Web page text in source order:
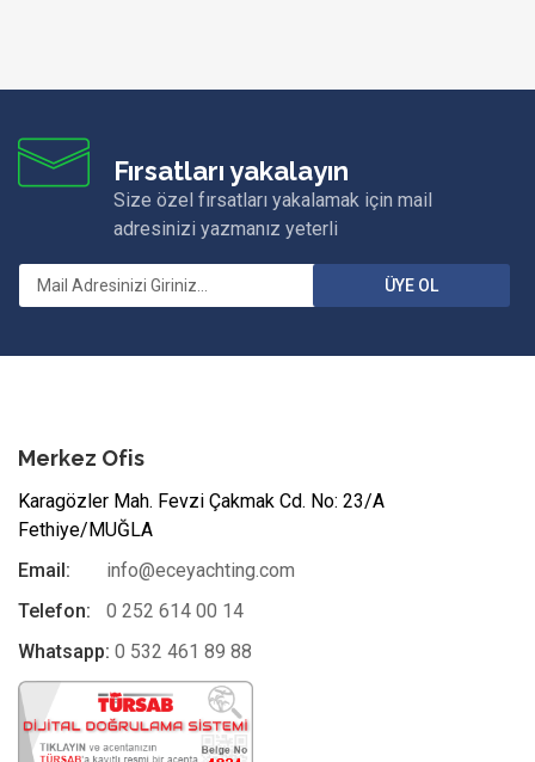
Fırsatları yakalayın
Size özel fırsatları yakalamak için mail
adresinizi yazmanız yeterli
ÜYE OL
Merkez Ofis
Karagözler Mah. Fevzi Çakmak Cd. No: 23/A
Fethiye/MUĞLA
Email:
info@eceyachting.com
Telefon:
0 252 614 00 14
Whatsapp: 0 532 461 89 88